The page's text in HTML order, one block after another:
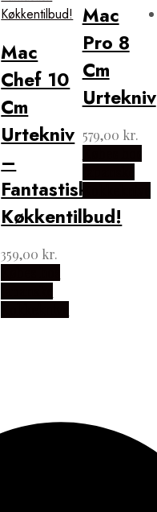
Mac
Chef 10
Cm
Urtekniv
–
Fantastisk
Køkkentilbud!
359,00 kr.
Mac
Pro 8
Cm
Urtekniv
579,00 kr.
Kokkeknive